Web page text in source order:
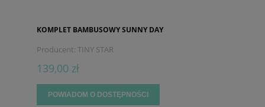
KOMPLET BAMBUSOWY SUNNY DAY
Producent: TINY STAR
139,00 zł
POWIADOM O DOSTĘPNOŚCI